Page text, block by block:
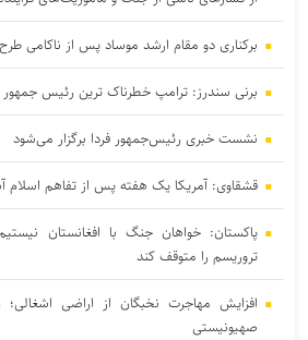
برکناری دو مقام ارشد موساد پس از ناکامی طرح
برنی سندرز: ترامپ خطرناک‌ ترین رئیس‌ جمهور
نشست خبری رئیس‌جمهور فردا برگزار می‌شود
قشقاوی: آمریکا یک هفته پس از تفاهم اسلام
پاکستان: خواهان جنگ با افغانستان
تروریسم را متوقف کند
افزایش مهاجرت نخبگان از اراضی اشغالی؛
صهیونیستی